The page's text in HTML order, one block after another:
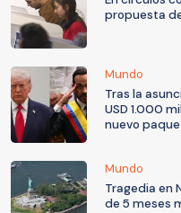
propuesta
Mundo
Tras la
USD 1.000
nuevo
Mundo
Tragedia en
de 5 meses